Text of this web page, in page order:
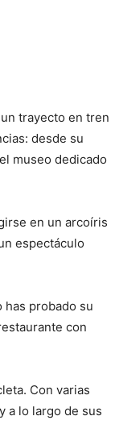
trayecto en tren
desde su
museo dedicado
en un arcoíris
espectáculo
has probado su
con
Con varias
a lo largo de sus